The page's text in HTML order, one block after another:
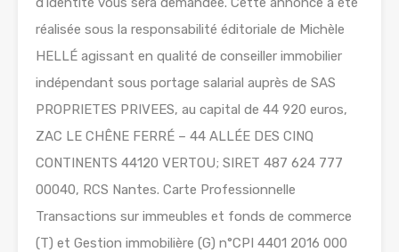
réalisée sous la responsabilité éditoriale de Michèle
HELLÉ agissant en qualité de conseiller immobilier
indépendant sous portage salarial auprès de SAS
PROPRIETES PRIVEES, au capital de 44 920 euros,
ZAC LE CHÊNE FERRÉ – 44 ALLÉE DES CINQ
CONTINENTS 44120 VERTOU; SIRET 487 624 777
00040, RCS Nantes. Carte Professionnelle
Transactions sur immeubles et fonds de commerce
(T) et Gestion immobilière (G) n°CPI 4401 2016 000